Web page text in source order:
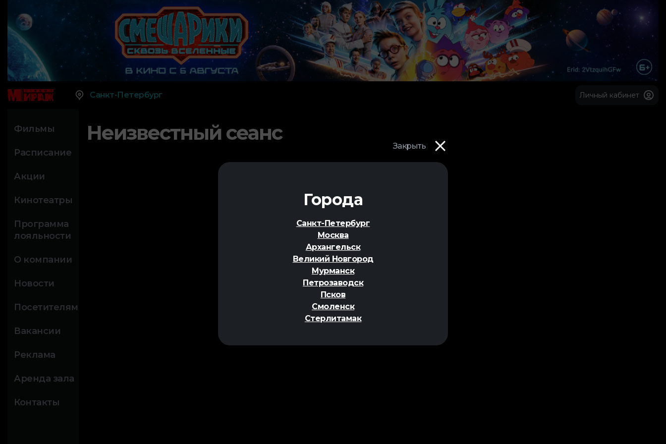
Закрыть
Города
Санкт-Петербург
Москва
Архангельск
Великий Новгород
Мурманск
Петрозаводск
Псков
Смоленск
Стерлитамак
Санкт-Петербург Личный кабинет
Фильмы
Расписание
Акции
Кинотеатры
Программа
лояльности
О компании
Новости
Посетителям
Вакансии
Реклама
Аренда зала
Контакты
Неизвестный сеанс